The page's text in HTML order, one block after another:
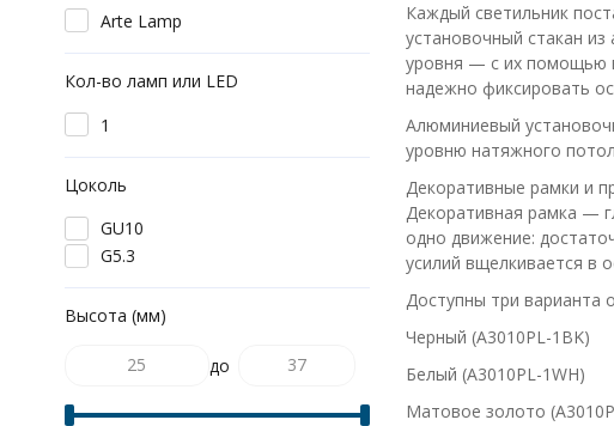
Каждый светильник
установочный стакан
уровня — с их помощью
надежно фиксировать
Алюминиевый
уровню натяжного
Декоративные рамки и
Декоративная рамка —
одно движение:
усилий вщелкивается в
Доступны три варианта
Черный (A3010PL-1BK)
Белый (A3010PL-1WH)
Матовое золото
Arte Lamp
Кол-во ламп или LED
1
Цоколь
GU10
G5.3
Высота (мм)
до